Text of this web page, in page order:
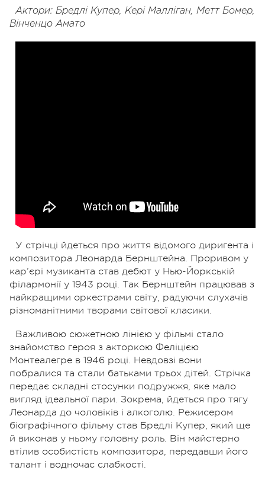
Актори: Бредлі Купер, Кері Малліган, Метт Бомер,
Вінченцо Амато
У стрічці йдеться про життя відомого диригента і
композитора Леонарда Бернштейна. Проривом у
кар’єрі музиканта став дебют у Нью-Йоркській
філармонії у 1943 році. Так Бернштейн працював з
найкращими оркестрами світу, радуючи слухачів
різноманітними творами світової класики.
Важливою сюжетною лінією у фільмі стало
знайомство героя з акторкою Феліцією
Монтеалегре в 1946 році. Невдовзі вони
побралися та стали батьками трьох дітей. Стрічка
передає складні стосунки подружжя, яке мало
вигляд ідеальної пари. Зокрема, йдеться про тягу
Леонарда до чоловіків і алкоголю. Режисером
біографічного фільму став Бредлі Купер, який ще
й виконав у ньому головну роль. Він майстерно
втілив особистість композитора, передавши його
талант і водночас слабкості.